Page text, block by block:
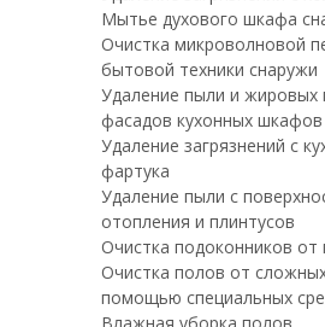
Мытье духового шкафа
Очистка микроволновой
бытовой техники снаружи
Удаление пыли и жировых
фасадов кухонных шкафов
Удаление загрязнений с
фартука
Удаление пыли с
отопления и плинтусов
Очистка подоконников от
Очистка полов от
помощью специальных